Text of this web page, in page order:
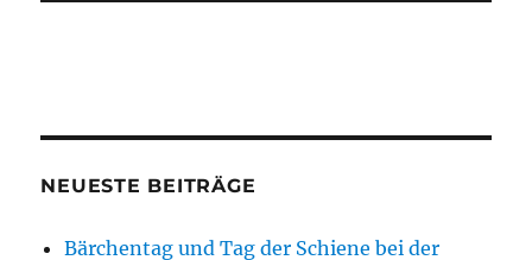
NEUESTE BEITRÄGE
Bärchentag und Tag der Schiene bei der